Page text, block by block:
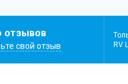
отзывов
свой отзыв
RV